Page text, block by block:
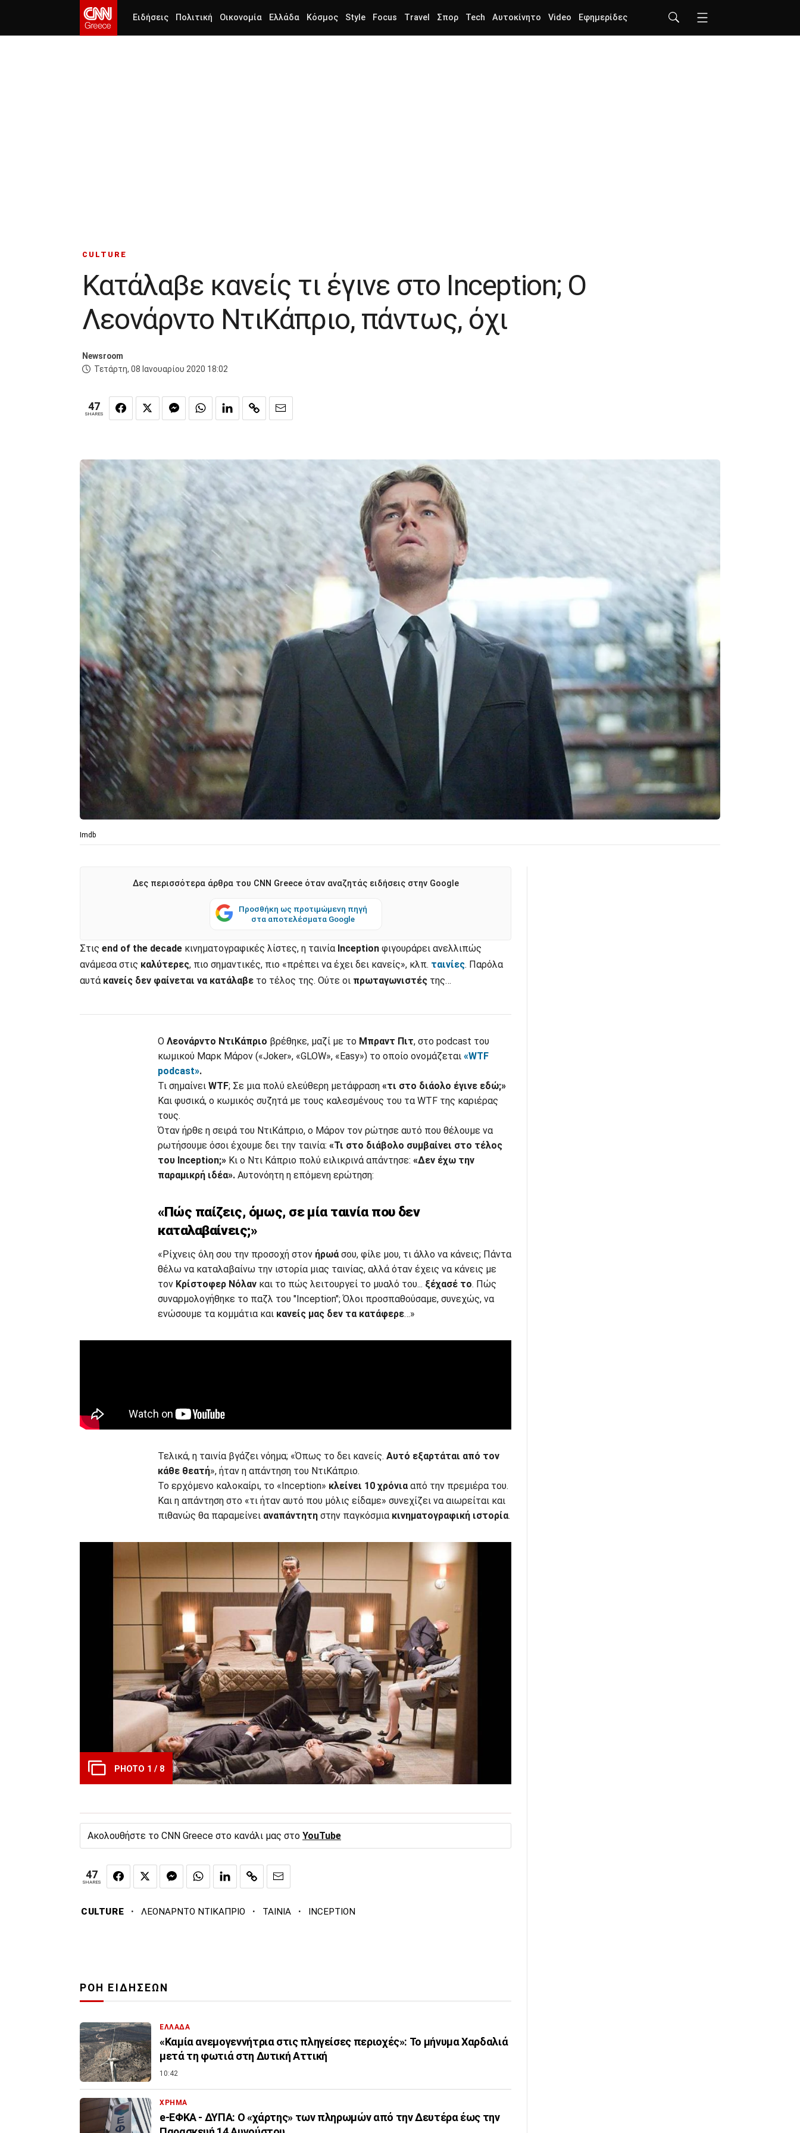
Ειδήσεις Πολιτική Οικονομία Ελλάδα Κόσμος Style Focus Travel Σπορ Tech Αυτοκίνητο Video Εφημερίδες
CULTURE
Κατάλαβε κανείς τι έγινε στο Inception; Ο
Λεονάρντο ΝτιΚάπριο, πάντως, όχι
Newsroom
Τετάρτη, 08 Ιανουαρίου 2020 18:02
47
SHARES
Imdb
Δες περισσότερα άρθρα του CNN Greece όταν αναζητάς ειδήσεις στην Google
Προσθήκη ως προτιμώμενη πηγή
στα αποτελέσματα Google
Στις end of the decade κινηματογραφικές λίστες, η ταινία Inception φιγουράρει ανελλιπώς
ανάμεσα στις καλύτερες, πιο σημαντικές, πιο «πρέπει να έχει δει κανείς», κλπ. ταινίες. Παρόλα
αυτά κανείς δεν φαίνεται να κατάλαβε το τέλος της. Ούτε οι πρωταγωνιστές της…
ΟΛεονάρντο ΝτιΚάπριο βρέθηκε, μαζί με το Μπραντ Πιτ, στο podcast του
κωμικού Μαρκ Μάρον («Joker», «GLOW», «Easy») το οποίο ονομάζεται «WTF
podcast».
Τι σημαίνει WTF; Σε μια πολύ ελεύθερη μετάφραση «τι στο διάολο έγινε εδώ;»
Και φυσικά, ο κωμικός συζητά με τους καλεσμένους του τα WTF της καριέρας
τους.
Όταν ήρθε η σειρά του ΝτιΚάπριο, ο Μάρον τον ρώτησε αυτό που θέλουμε να
ρωτήσουμε όσοι έχουμε δει την ταινία: «Τι στο διάβολο συμβαίνει στο τέλος
του Inception;»Κι ο Ντι Κάπριο πολύ ειλικρινά απάντησε: «Δεν έχω την
παραμικρή ιδέα». Αυτονόητη η επόμενη ερώτηση:
«Πώς παίζεις, όμως, σε μία ταινία που δεν
καταλαβαίνεις;»
«Ρίχνεις όλη σου την προσοχή στον ήρωάσου, φίλε μου, τι άλλο να κάνεις; Πάντα
θέλω να καταλαβαίνω την ιστορία μιας ταινίας, αλλά όταν έχεις να κάνεις με
τον Κρίστοφερ Νόλανκαι το πώς λειτουργεί το μυαλό του... ξέχασέ το. Πώς
συναρμολογήθηκε το παζλ του "Inception"; Όλοι προσπαθούσαμε, συνεχώς, να
ενώσουμε τα κομμάτια και κανείς μας δεν τα κατάφερε…»
Τελικά, η ταινία βγάζει νόημα; «Όπως το δει κανείς. Αυτό εξαρτάται από τον
κάθε θεατή», ήταν η απάντηση του ΝτιΚάπριο.
Το ερχόμενο καλοκαίρι, το «Inception» κλείνει 10 χρόνιααπό την πρεμιέρα του.
Και η απάντηση στο «τι ήταν αυτό που μόλις είδαμε» συνεχίζει να αιωρείται και
πιθανώς θα παραμείνει αναπάντητηστην παγκόσμιακινηματογραφική ιστορία.
PHOTO 1 / 8
Ακολουθήστε το CNN Greece στο κανάλι μας στο YouTube
47
SHARES
CULTURE · ΛΕΟΝΑΡΝΤΟ ΝΤΙΚΑΠΡΙΟ · ΤΑΙΝΙΑ · INCEPTION
ΡΟΗ ΕΙΔΗΣΕΩΝ
ΕΛΛΑΔΑ
«Καμία ανεμογεννήτρια στις πληγείσες περιοχές»: Το μήνυμα Χαρδαλιά
μετά τη φωτιά στη Δυτική Αττική
10:42
ΧΡΗΜΑ
e-ΕΦΚΑ - ΔΥΠΑ: Ο «χάρτης» των πληρωμών από την Δευτέρα έως την